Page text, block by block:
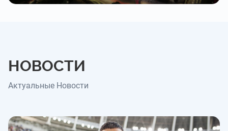
НОВОСТИ
Актуальные Новости